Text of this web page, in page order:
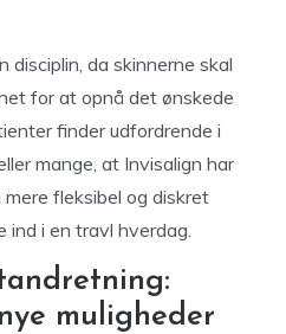
da skinnerne skal
for at opnå det ønskede
finder udfordrende i
mange, at Invisalign har
fleksibel og diskret
ind i en travl hverdag.
muligheder